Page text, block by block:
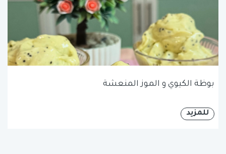
بوظة الكيوي و الموز المنعشة
للمزيد